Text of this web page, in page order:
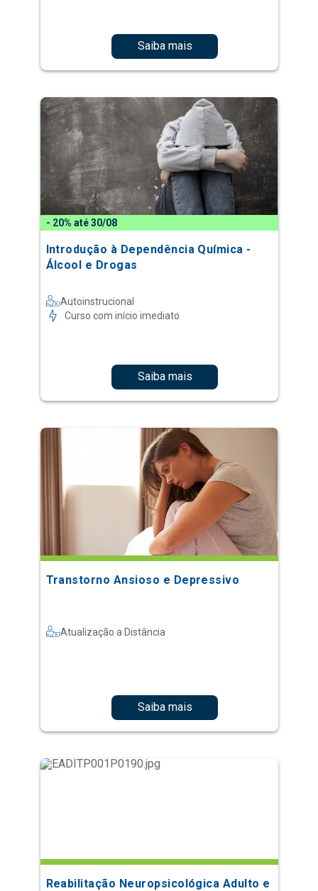
Saiba mais
- 20% até 30/08
Introdução à Dependência Química -
Álcool e Drogas
Autoinstrucional
Curso com início imediato
Saiba mais
Transtorno Ansioso e Depressivo
Atualização a Distância
Saiba mais
Reabilitação Neuropsicológica Adulto e